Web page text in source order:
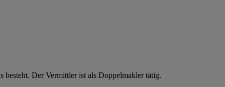
Der Vermittler ist als Doppelmakler tätig.